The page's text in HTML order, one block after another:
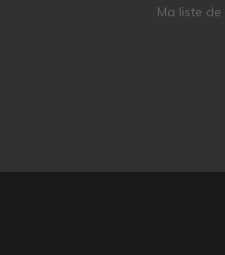
Ma liste